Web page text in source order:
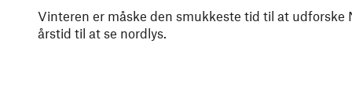
Vinteren er måske den smukkeste tid til at udforske
årstid til at se nordlys.